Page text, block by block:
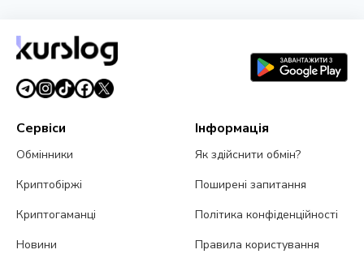
Сервіси
Обмінники
Криптобіржі
Криптогаманці
Новини
Інформація
Як здійснити обмін?
Поширені запитання
Політика конфіденційності
Правила користування